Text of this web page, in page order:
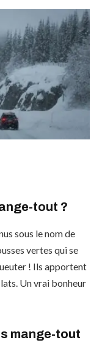
tout ?
sous le nom de
vertes qui se
! Ils apportent
Un vrai bonheur
mange-tout